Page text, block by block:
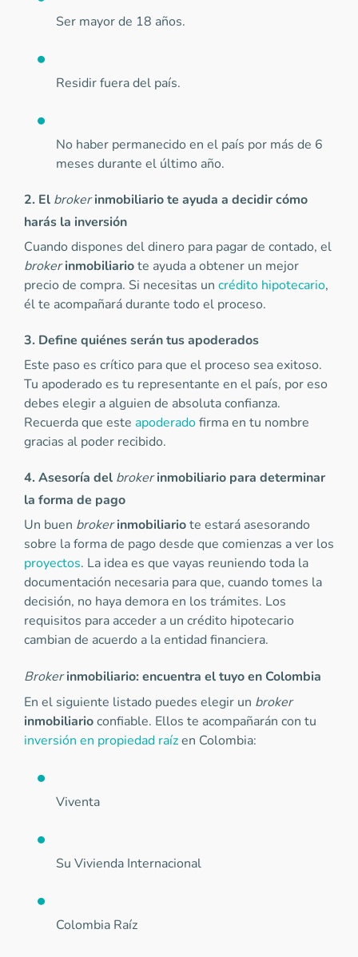
Ser mayor de 18 años.
Residir fuera del país.
No haber permanecido en el país por más de 6
meses durante el último año.
2. El brokerinmobiliario te ayuda a decidir cómo
harás la inversión
Cuando dispones del dinero para pagar de contado, el
brokerinmobiliariote ayuda a obtener un mejor
precio de compra. Si necesitas un crédito hipotecario,
él te acompañará durante todo el proceso.
3. Define quiénes serán tus apoderados
Este paso es crítico para que el proceso sea exitoso.
Tu apoderado es tu representante en el país, por eso
debes elegir a alguien de absoluta confianza.
Recuerda que este apoderadofirma en tu nombre
gracias al poder recibido.
4. Asesoría del brokerinmobiliario para determinar
la forma de pago
Un buen brokerinmobiliariote estará asesorando
sobre la forma de pago desde que comienzas a ver los
proyectos. La idea es que vayas reuniendo toda la
documentación necesaria para que, cuando tomes la
decisión, no haya demora en los trámites. Los
requisitos para acceder a un crédito hipotecario
cambian de acuerdo a la entidad financiera.
Brokerinmobiliario: encuentra el tuyo en Colombia
En el siguiente listado puedes elegir un broker
inmobiliarioconfiable. Ellos te acompañarán con tu
inversión en propiedad raízen Colombia:
Viventa
Su Vivienda Internacional
Colombia Raíz